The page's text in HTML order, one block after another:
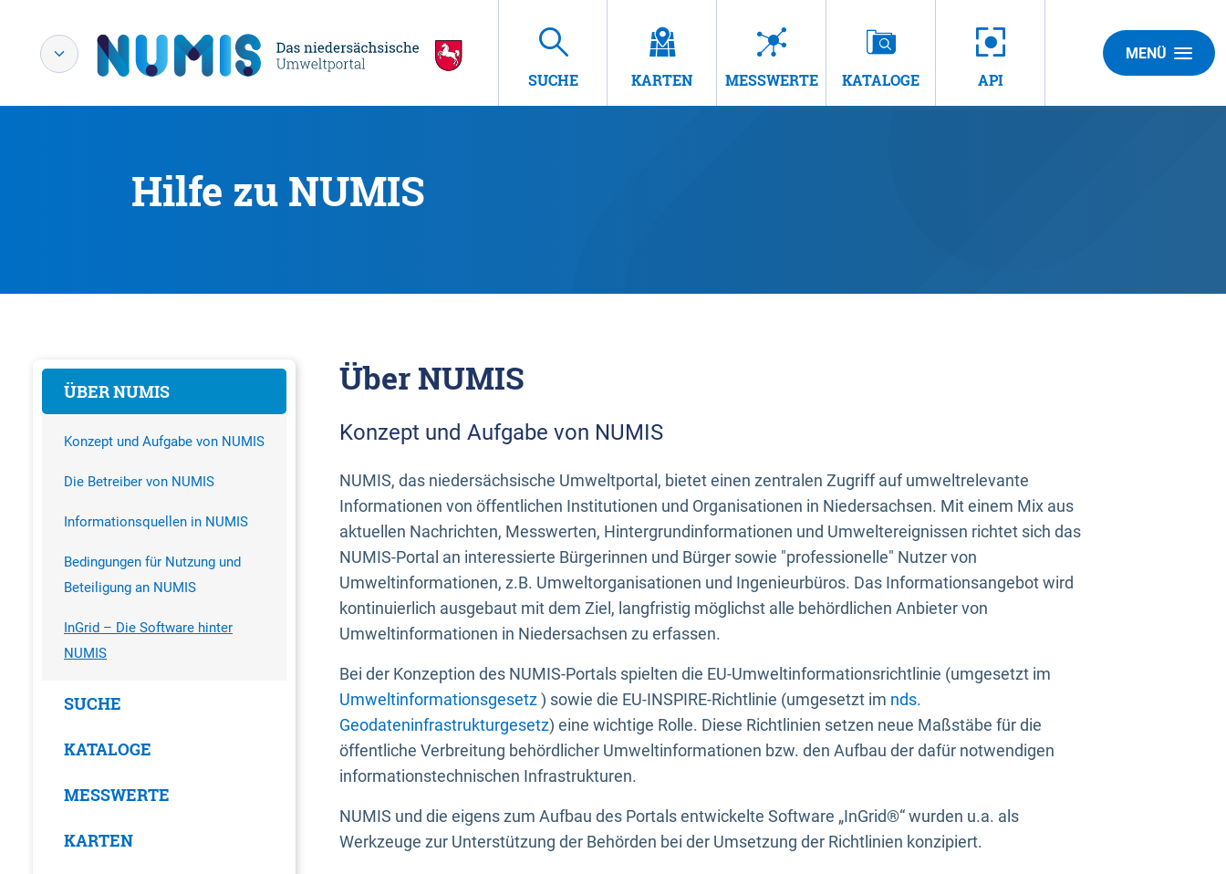
SUCHE KARTEN MESSWERTE KATALOGE API
MENÜ
Hilfe zu NUMIS
ÜBER NUMIS
Konzept und Aufgabe von NUMIS
Die Betreiber von NUMIS
Informationsquellen in NUMIS
Bedingungen für Nutzung und
Beteiligung an NUMIS
InGrid – Die Software hinter
NUMIS
SUCHE
KATALOGE
MESSWERTE
KARTEN
Über NUMIS
Konzept und Aufgabe von NUMIS
NUMIS, das niedersächsische Umweltportal, bietet einen zentralen Zugriff auf umweltrelevante
Informationen von öffentlichen Institutionen und Organisationen in Niedersachsen. Mit einem Mix aus
aktuellen Nachrichten, Messwerten, Hintergrundinformationen und Umweltereignissen richtet sich das
NUMIS-Portal an interessierte Bürgerinnen und Bürger sowie "professionelle" Nutzer von
Umweltinformationen, z.B. Umweltorganisationen und Ingenieurbüros. Das Informationsangebot wird
kontinuierlich ausgebaut mit dem Ziel, langfristig möglichst alle behördlichen Anbieter von
Umweltinformationen in Niedersachsen zu erfassen.
Bei der Konzeption des NUMIS-Portals spielten die EU-Umweltinformationsrichtlinie (umgesetzt im
Umweltinformationsgesetz) sowie die EU-INSPIRE-Richtlinie (umgesetzt im nds.
Geodateninfrastrukturgesetz) eine wichtige Rolle. Diese Richtlinien setzen neue Maßstäbe für die
öffentliche Verbreitung behördlicher Umweltinformationen bzw. den Aufbau der dafür notwendigen
informationstechnischen Infrastrukturen.
NUMIS und die eigens zum Aufbau des Portals entwickelte Software „InGrid®“ wurden u.a. als
Werkzeuge zur Unterstützung der Behörden bei der Umsetzung der Richtlinien konzipiert.